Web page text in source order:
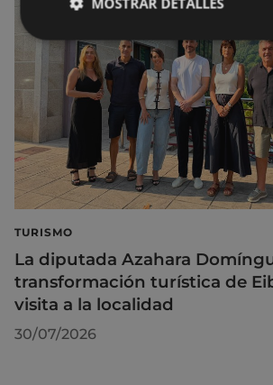
TURISMO
La diputada Azahara
transformación turística de
visita a la localidad
30/07/2026